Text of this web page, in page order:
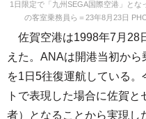
1日限定で「九州SEGA国際空港」と
の客室乗務員ら＝23年8月23日
佐賀空港は1998年7月28
えた。ANAは開港当初か
を1日5往復運航している
トで表現した場合に佐賀
者）となることから実現し